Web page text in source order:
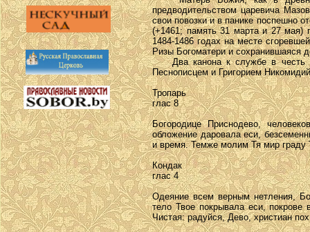
предводительством царевича
свои повозки и в панике поспешно
(+1461; память 31 марта и 27 мая)
1484-1486 годах на месте
Ризы Богоматери и сохранившаяся
Два канона к службе в честь
Песнописцем и Григорием
Тропарь
глас 8
Богородице Приснодево,
обложение даровала еси,
и время. Темже молим Тя мир
Кондак
глас 4
Одеяние всем верным нетления,
тело Твое покрывала еси,
Чистая: радуйся, Дево, христиан